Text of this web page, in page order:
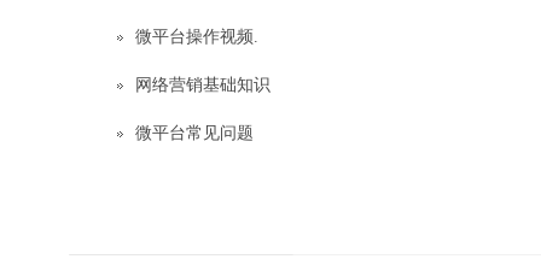
微平台操作视频.
网络营销基础知识
微平台常见问题